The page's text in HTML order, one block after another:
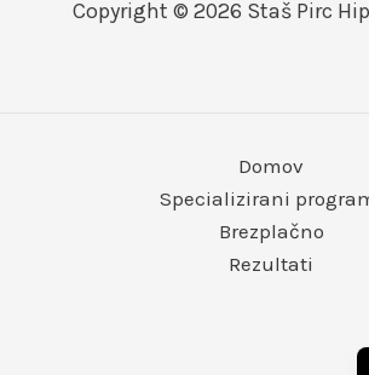
Copyright © 2026 Staš Pirc
Domov
Specializirani
Brezplačno
Rezultati